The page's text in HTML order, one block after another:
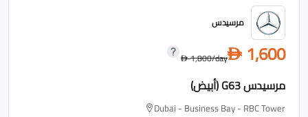
مرسيدس
D 1,600
D1,800/day
مرسيدس G63 (أبيض)
Dubai - Business Bay - RBC Tower